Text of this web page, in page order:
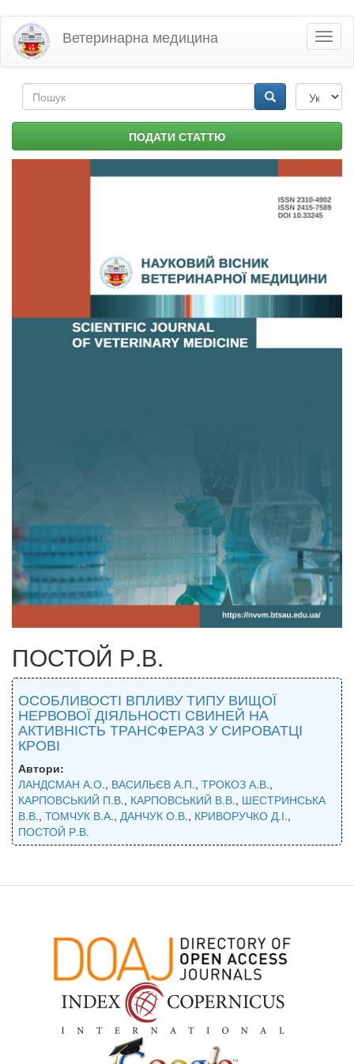
Перейти
основного
матеріалу
Ветеринарна медицина
Пошукова
форма ПОДАТИ СТАТТЮ
ПОСТОЙ Р.В.
ОСОБЛИВОСТІ ВПЛИВУ ТИПУ ВИЩОЇ
НЕРВОВОЇ ДІЯЛЬНОСТІ СВИНЕЙ НА
АКТИВНІСТЬ ТРАНСФЕРАЗ У СИРОВАТЦІ
КРОВІ
Автори:
ЛАНДСМАН А.О., ВАСИЛЬЄВ А.П., ТРОКОЗ А.В.,
КАРПОВСЬКИЙ П.В., КАРПОВСЬКИЙ В.В., ШЕСТРИНСЬКА
В.В., ТОМЧУК В.А., ДАНЧУК О.В., КРИВОРУЧКО Д.І.,
ПОСТОЙ Р.В.